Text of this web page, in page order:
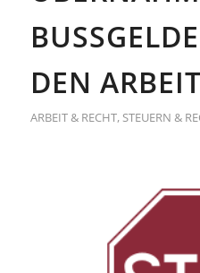
EN
ARBEIT & RECHT, STEUERN &